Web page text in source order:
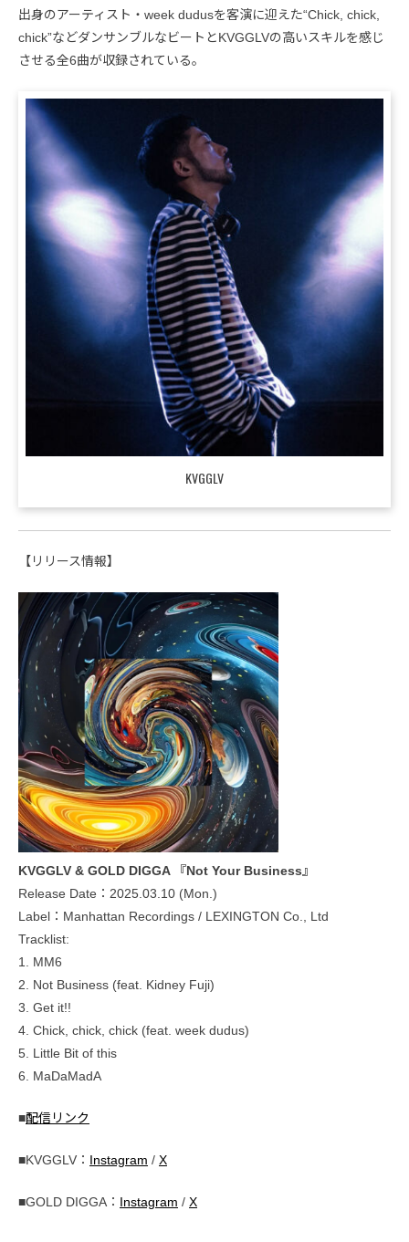
出身のアーティスト・week dudusを客演に迎えた“Chick, chick,
chick”などダンサンブルなビートとKVGGLVの高いスキルを感じ
させる全6曲が収録されている。
KVGGLV
【リリース情報】
KVGGLV & GOLD DIGGA 『Not Your Business』
Release Date：2025.03.10 (Mon.)
Label：Manhattan Recordings / LEXINGTON Co., Ltd
Tracklist:
1. MM6
2. Not Business (feat. Kidney Fuji)
3. Get it!!
4. Chick, chick, chick (feat. week dudus)
5. Little Bit of this
6. MaDaMadA
■配信リンク
■KVGGLV： Instagram / X
■GOLD DIGGA： Instagram / X